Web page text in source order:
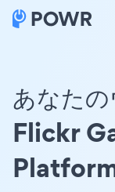
あなた
Flickr